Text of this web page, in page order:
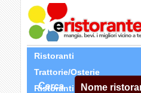
Ristoranti
Trattorie/Osterie
Ristoranti Etnici
Cerca